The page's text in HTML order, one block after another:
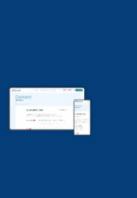
合わせ・ご相談